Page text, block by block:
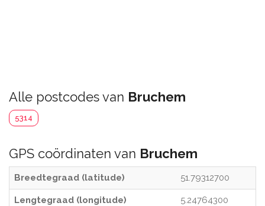
Alle postcodes van Bruchem
5314
GPS coördinaten van Bruchem
Breedtegraad (latitude) 51.79312700
Lengtegraad (longitude) 5.24764300